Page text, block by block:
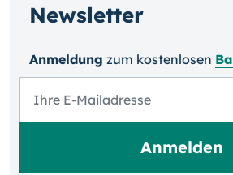
Newsletter
Anmeldung zum kosten­losen